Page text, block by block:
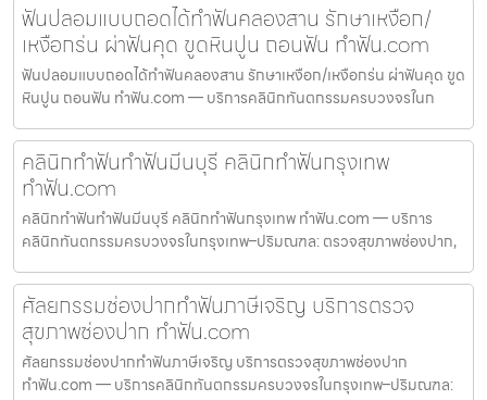
ฟันปลอมแบบถอดได้ทำฟันคลองสาน รักษาเหงือก/
เหงือกร่น ผ่าฟันคุด ขูดหินปูน ถอนฟัน ทำฟัน.com
ฟันปลอมแบบถอดได้ทำฟันคลองสาน รักษาเหงือก/เหงือกร่น ผ่าฟันคุด ขูด
หินปูน ถอนฟัน ทำฟัน.com — บริการคลินิกทันตกรรมครบวงจรในก
คลินิกทำฟันทำฟันมีนบุรี คลินิกทำฟันกรุงเทพ
ทำฟัน.com
คลินิกทำฟันทำฟันมีนบุรี คลินิกทำฟันกรุงเทพ ทำฟัน.com — บริการ
คลินิกทันตกรรมครบวงจรในกรุงเทพ–ปริมณฑล: ตรวจสุขภาพช่องปาก,
ศัลยกรรมช่องปากทำฟันภาษีเจริญ บริการตรวจ
สุขภาพช่องปาก ทำฟัน.com
ศัลยกรรมช่องปากทำฟันภาษีเจริญ บริการตรวจสุขภาพช่องปาก
ทำฟัน.com — บริการคลินิกทันตกรรมครบวงจรในกรุงเทพ–ปริมณฑล: